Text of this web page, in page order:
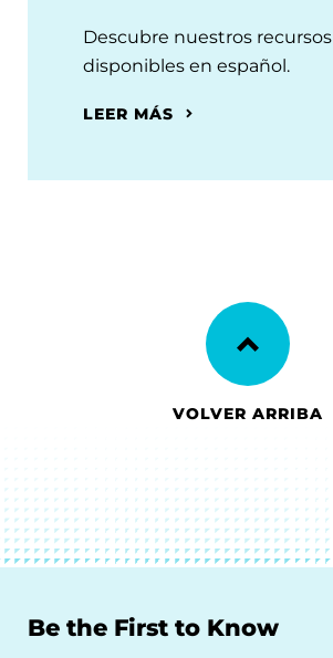
Descubre nuestros recursos
disponibles en español.
LEER MÁS
VOLVER ARRIBA
Be the First to Know